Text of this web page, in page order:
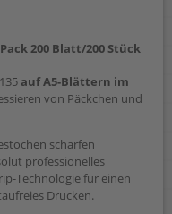
200 Blatt/200 Stück
auf A5-Blättern im
von Päckchen und
scharfen
professionelles
Technologie für einen
Drucken.